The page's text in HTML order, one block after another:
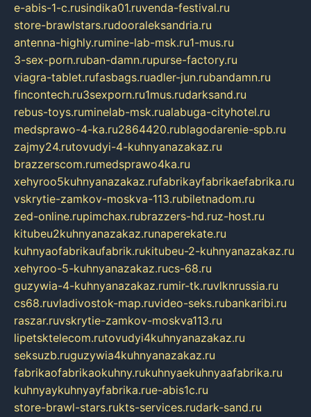
e-abis-1-c.rusindika01.ruvenda-festival.ru
store-brawlstars.rudooraleksandria.ru
antenna-highly.rumine-lab-msk.ru1-mus.ru
3-sex-porn.ruban-damn.rupurse-factory.ru
viagra-tablet.rufasbags.ruadler-jun.rubandamn.ru
fincontech.ru3sexporn.ru1mus.rudarksand.ru
rebus-toys.ruminelab-msk.rualabuga-cityhotel.ru
medsprawo-4-ka.ru2864420.rublagodarenie-spb.ru
zajmy24.rutovudyi-4-kuhnyanazakaz.ru
brazzerscom.rumedsprawo4ka.ru
xehyroo5kuhnyanazakaz.rufabrikayfabrikaefabrika.ru
vskrytie-zamkov-moskva-113.rubiletnadom.ru
zed-online.rupimchax.rubrazzers-hd.ruz-host.ru
kitubeu2kuhnyanazakaz.runaperekate.ru
kuhnyaofabrikaufabrik.rukitubeu-2-kuhnyanazakaz.ru
xehyroo-5-kuhnyanazakaz.rucs-68.ru
guzywia-4-kuhnyanazakaz.rumir-tk.ruvlknrussia.ru
cs68.ruvladivostok-map.ruvideo-seks.rubankaribi.ru
raszar.ruvskrytie-zamkov-moskva113.ru
lipetsktelecom.rutovudyi4kuhnyanazakaz.ru
seksuzb.ruguzywia4kuhnyanazakaz.ru
fabrikaofabrikaokuhny.rukuhnyaekuhnyaafabrika.ru
kuhnyaykuhnyayfabrika.rue-abis1c.ru
store-brawl-stars.rukts-services.rudark-sand.ru